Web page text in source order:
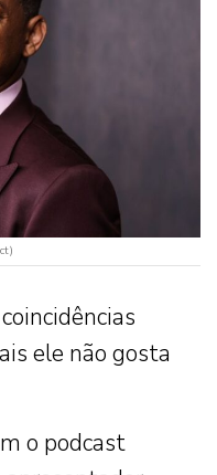
ele não gosta
o podcast